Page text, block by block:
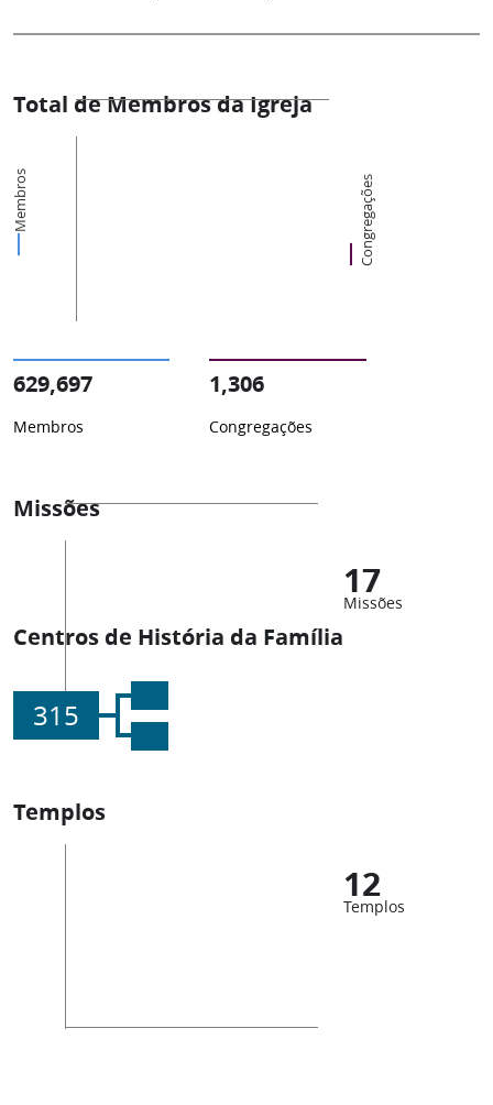
Total de Membros da Igreja
Membros Congregações
629,697
Membros
1,306
Congregações
Missões
17
Missões
Centros de História da Família
315
Templos
12
Templos